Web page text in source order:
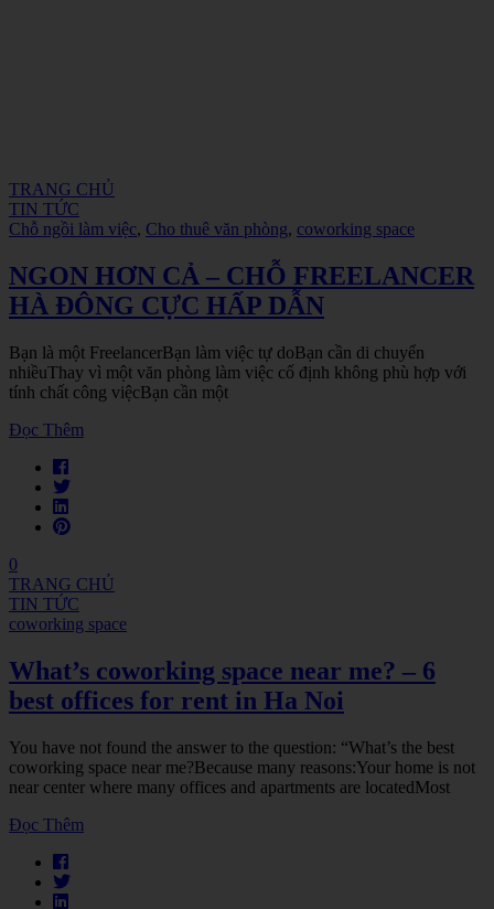
TRANG CHỦ
TIN TỨC
Chỗ ngồi làm việc, Cho thuê văn phòng, coworking space
NGON HƠN CẢ – CHỖ FREELANCER
HÀ ĐÔNG CỰC HẤP DẪN
Bạn là một FreelancerBạn làm việc tự doBạn cần di chuyển
nhiềuThay vì một văn phòng làm việc cố định không phù hợp với
tính chất công việcBạn cần một
Đọc Thêm
0
TRANG CHỦ
TIN TỨC
coworking space
What’s coworking space near me? – 6
best offices for rent in Ha Noi
You have not found the answer to the question: “What’s the best
coworking space near me?Because many reasons:Your home is not
near center where many offices and apartments are locatedMost
Đọc Thêm